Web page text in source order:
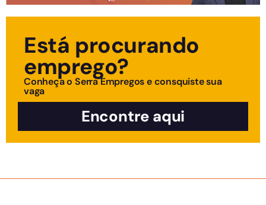
Está procurando
emprego?
Conheça o Serra Empregos e consquiste sua
vaga
Encontre aqui